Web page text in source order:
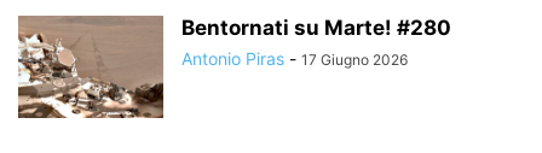
Bentornati su Marte! #280
Antonio Piras - 17 Giugno 2026